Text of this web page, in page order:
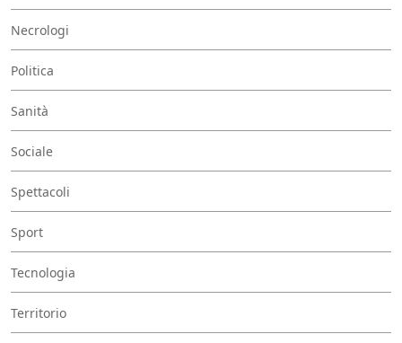
Necrologi
Politica
Sanità
Sociale
Spettacoli
Sport
Tecnologia
Territorio